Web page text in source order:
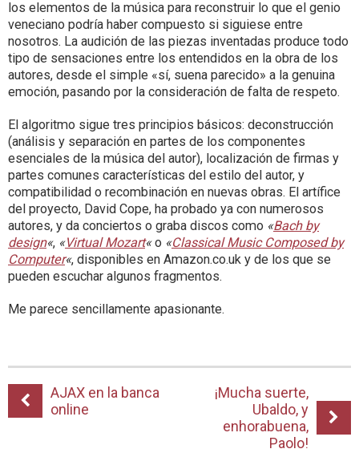
los elementos de la música para reconstruir lo que el genio
veneciano podría haber compuesto si siguiese entre
nosotros. La audición de las piezas inventadas produce todo
tipo de sensaciones entre los entendidos en la obra de los
autores, desde el simple «sí, suena parecido» a la genuina
emoción, pasando por la consideración de falta de respeto.
El algoritmo sigue tres principios básicos: deconstrucción
(análisis y separación en partes de los componentes
esenciales de la música del autor), localización de firmas y
partes comunes características del estilo del autor, y
compatibilidad o recombinación en nuevas obras. El artífice
del proyecto, David Cope, ha probado ya con numerosos
autores, y da conciertos o graba discos como «Bach by
design«, «Virtual Mozart«o «Classical Music Composed by
Computer«, disponibles en Amazon.co.uk y de los que se
pueden escuchar algunos fragmentos.
Me parece sencillamente apasionante.
AJAX en la banca
online
¡Mucha suerte,
Ubaldo, y
enhorabuena,
Paolo!